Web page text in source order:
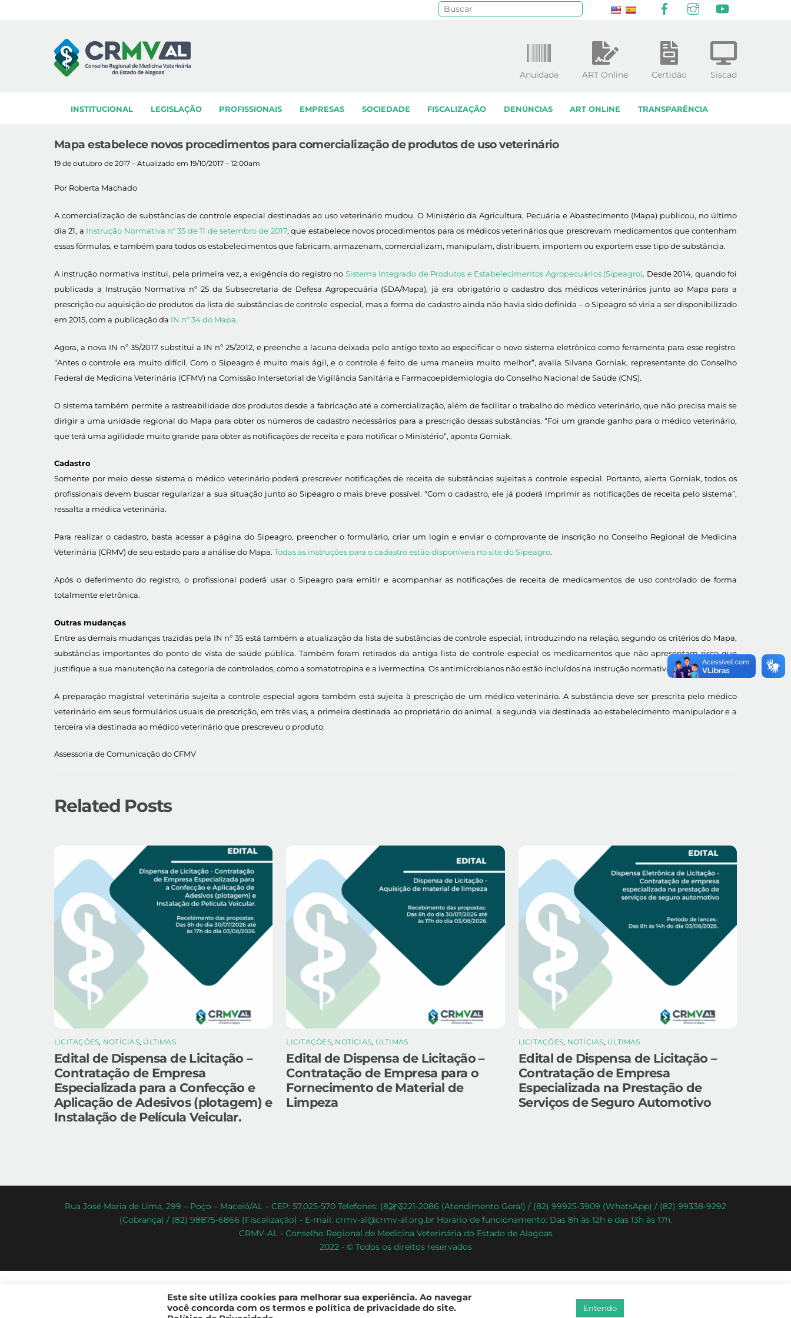
INSTITUCIONAL LEGISLAÇÃO PROFISSIONAIS EMPRESAS SOCIEDADE FISCALIZAÇÃO DENÚNCIAS ART ONLINE TRANSPARÊNCIA
Anuidade ART Online Certidão Siscad
Mapa estabelece novos procedimentos para comercialização de produtos de uso veterinário
19 de outubro de 2017 – Atualizado em 19/10/2017 – 12:00am
Por Roberta Machado
A comercialização de substâncias de controle especial destinadas ao uso veterinário mudou. O Ministério da Agricultura, Pecuária e Abastecimento (Mapa) publicou, no último
dia 21, a Instrução Normativa nº 35 de 11 de setembro de 2017, que estabelece novos procedimentos para os médicos veterinários que prescrevam medicamentos que contenham
essas fórmulas, e também para todos os estabelecimentos que fabricam, armazenam, comercializam, manipulam, distribuem, importem ou exportem esse tipo de substância.
A instrução normativa institui, pela primeira vez, a exigência do registro no Sistema Integrado de Produtos e Estabelecimentos Agropecuários (Sipeagro). Desde 2014, quando foi
publicada a Instrução Normativa nº 25 da Subsecretaria de Defesa Agropecuária (SDA/Mapa), já era obrigatório o cadastro dos médicos veterinários junto ao Mapa para a
prescrição ou aquisição de produtos da lista de substâncias de controle especial, mas a forma de cadastro ainda não havia sido definida – o Sipeagro só viria a ser disponibilizado
em 2015, com a publicação da IN nº 34 do Mapa.
Agora, a nova IN nº 35/2017 substitui a IN nº 25/2012, e preenche a lacuna deixada pelo antigo texto ao especificar o novo sistema eletrônico como ferramenta para esse registro.
“Antes o controle era muito difícil. Com o Sipeagro é muito mais ágil, e o controle é feito de uma maneira muito melhor”, avalia Silvana Gorniak, representante do Conselho
Federal de Medicina Veterinária (CFMV) na Comissão Intersetorial de Vigilância Sanitária e Farmacoepidemiologia do Conselho Nacional de Saúde (CNS).
O sistema também permite a rastreabilidade dos produtos desde a fabricação até a comercialização, além de facilitar o trabalho do médico veterinário, que não precisa mais se
dirigir a uma unidade regional do Mapa para obter os números de cadastro necessários para a prescrição dessas substâncias. “Foi um grande ganho para o médico veterinário,
que terá uma agilidade muito grande para obter as notificações de receita e para notificar o Ministério”, aponta Gorniak.
Cadastro
Somente por meio desse sistema o médico veterinário poderá prescrever notificações de receita de substâncias sujeitas a controle especial. Portanto, alerta Gorniak, todos os
profissionais devem buscar regularizar a sua situação junto ao Sipeagro o mais breve possível. “Com o cadastro, ele já poderá imprimir as notificações de receita pelo sistema”,
ressalta a médica veterinária.
Para realizar o cadastro, basta acessar a página do Sipeagro, preencher o formulário, criar um login e enviar o comprovante de inscrição no Conselho Regional de Medicina
Veterinária (CRMV) de seu estado para a análise do Mapa. Todas as instruções para o cadastro estão disponíveis no site do Sipeagro.
Após o deferimento do registro, o profissional poderá usar o Sipeagro para emitir e acompanhar as notificações de receita de medicamentos de uso controlado de forma
totalmente eletrônica.
Outras mudanças
Entre as demais mudanças trazidas pela IN nº 35 está também a atualização da lista de substâncias de controle especial, introduzindo na relação, segundo os critérios do Mapa,
substâncias importantes do ponto de vista de saúde pública. Também foram retirados da antiga lista de controle especial os medicamentos que não apresentam risco que
justifique a sua manutenção na categoria de controlados, como a somatotropina e a ivermectina. Os antimicrobianos não estão incluídos na instrução normativa.
A preparação magistral veterinária sujeita a controle especial agora também está sujeita à prescrição de um médico veterinário. A substância deve ser prescrita pelo médico
veterinário em seus formulários usuais de prescrição, em três vias, a primeira destinada ao proprietário do animal, a segunda via destinada ao estabelecimento manipulador e a
terceira via destinada ao médico veterinário que prescreveu o produto.
Assessoria de Comunicação do CFMV
Related Posts
LICITAÇÕES, NOTÍCIAS, ÚLTIMAS
Edital de Dispensa de Licitação –
Contratação de Empresa
Especializada para a Confecção e
Aplicação de Adesivos (plotagem) e
Instalação de Película Veicular.
LICITAÇÕES, NOTÍCIAS, ÚLTIMAS
Edital de Dispensa de Licitação –
Contratação de Empresa para o
Fornecimento de Material de
Limpeza
LICITAÇÕES, NOTÍCIAS, ÚLTIMAS
Edital de Dispensa de Licitação –
Contratação de Empresa
Especializada na Prestação de
Serviços de Seguro Automotivo
Back
To
Top
Rua José Maria de Lima, 299 – Poço – Maceió/AL – CEP: 57.025-570 Telefones: (82) 3221-2086 (Atendimento Geral) / (82) 99925-3909 (WhatsApp) / (82) 99338-9292
(Cobrança) / (82) 98875-6866 (Fiscalização) - E-mail: crmv-al@crmv-al.org.br Horário de funcionamento: Das 8h às 12h e das 13h às 17h.
CRMV-AL - Conselho Regional de Medicina Veterinária do Estado de Alagoas
2022 - © Todos os direitos reservados
Este site utiliza cookies para melhorar sua experiência. Ao navegar
você concorda com os termos e política de privacidade do site.
Entendo